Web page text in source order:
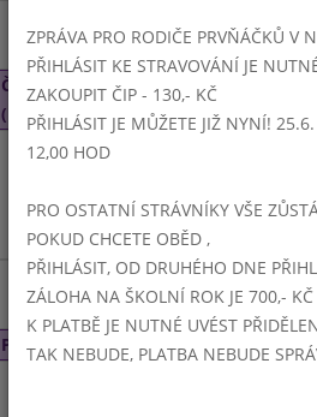
zeleninový bulgur
Čtvrtek 2. 2. 2017
(11:15 - 14:00)
obloha
koncentrát,
------
Pátek 3. 2. 2017 (11:15 - 14:00)
ZPRÁVA PRO RODIČE PRVŇÁČKŮ V
PŘIHLÁSIT KE STRAVOVÁNÍ JE
ZAKOUPIT ČIP - 130,- KČ
PŘIHLÁSIT JE MŮŽETE JIŽ NYNÍ!
12,00 HOD
PRO OSTATNÍ STRÁVNÍKY VŠE
POKUD CHCETE OBĚD ,
PŘIHLÁSIT, OD DRUHÉHO DNE
ZÁLOHA NA ŠKOLNÍ ROK JE 700,- KČ
K PLATBĚ JE NUTNÉ UVÉST
TAK NEBUDE, PLATBA NEBUDE